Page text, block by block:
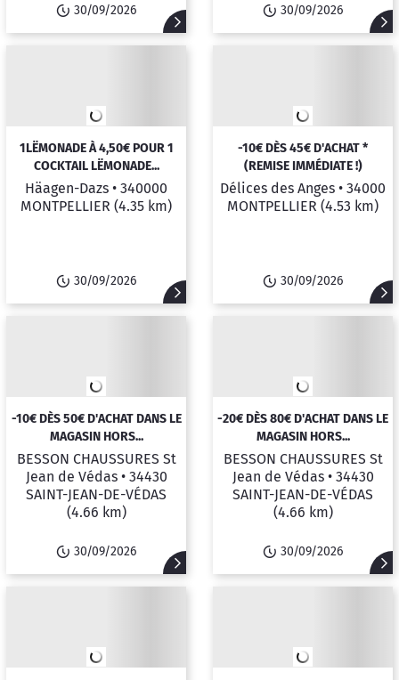
30/09/2026 30/09/2026
1LËMONADE À 4,50€ POUR 1
COCKTAIL LËMONADE...
Häagen-Dazs • 340000
MONTPELLIER (4.35 km)
30/09/2026
-10€ DÈS 45€ D'ACHAT *
(REMISE IMMÉDIATE !)
Délices des Anges • 34000
MONTPELLIER (4.53 km)
30/09/2026
-10€ DÈS 50€ D'ACHAT DANS LE
MAGASIN HORS...
BESSON CHAUSSURES St
Jean de Védas • 34430
SAINT-JEAN-DE-VÉDAS
(4.66 km)
30/09/2026
-20€ DÈS 80€ D'ACHAT DANS LE
MAGASIN HORS...
BESSON CHAUSSURES St
Jean de Védas • 34430
SAINT-JEAN-DE-VÉDAS
(4.66 km)
30/09/2026